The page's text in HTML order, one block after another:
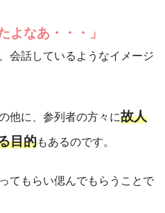
よなあ・・・」
会話しているようなイメージ
他に、参列者の方々に故人
目的もあるのです。
てもらい偲んでもらうことで